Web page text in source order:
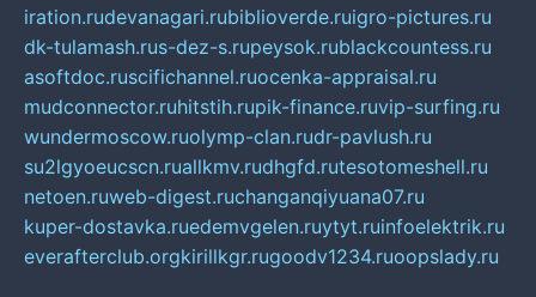
iration.rudevanagari.rubiblioverde.ruigro-pictures.ru
dk-tulamash.rus-dez-s.rupeysok.rublackcountess.ru
asoftdoc.ruscifichannel.ruocenka-appraisal.ru
mudconnector.ruhitstih.rupik-finance.ruvip-surfing.ru
wundermoscow.ruolymp-clan.rudr-pavlush.ru
su2lgyoeucscn.ruallkmv.rudhgfd.rutesotomeshell.ru
netoen.ruweb-digest.ruchanganqiyuana07.ru
kuper-dostavka.ruedemvgelen.ruytyt.ruinfoelektrik.ru
everafterclub.orgkirillkgr.rugoodv1234.ruoopslady.ru